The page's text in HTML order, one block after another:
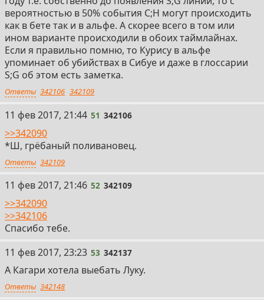
вероятностью в 50% события C;H могут происходить
как в бете так и в альфе. А скорее всего в том или
ином варианте происходили в обоих таймлайнах.
Если я правильно помню, то Курису в альфе
упоминает об убийствах в Сибуе и даже в глоссарии
S;G об этом есть заметка.
Ответы 342106 342109
51
11 фев 2017, 21:44 51 342106
>>342090
*Ш, грёбаный поливановец.
Ответы 342109
52
11 фев 2017, 21:46 52 342109
>>342090
>>342106
Спасибо тебе.
53
11 фев 2017, 23:23 53 342137
А Кагари хотела выебать Луку.
Ответы 342148